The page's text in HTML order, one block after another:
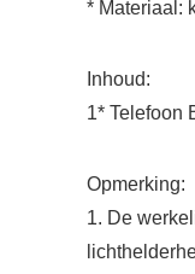
* Materiaal:
Inhoud:
1* Telefoon
Opmerking:
1. De